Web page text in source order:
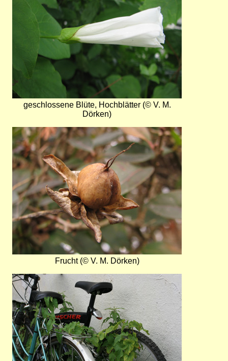
geschlossene Blüte, Hochblätter (© V. M.
Dörken)
Bild
Frucht (© V. M. Dörken)
Bild